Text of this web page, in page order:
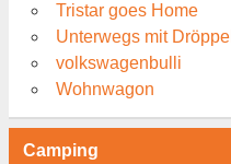
Tristar goes Home
Unterwegs mit Dröppel
volkswagenbulli
Wohnwagon
Camping